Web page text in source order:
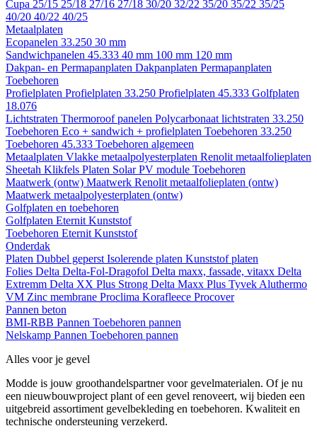
Cupa 25/15 25/18 27/16 27/18 30/20 32/22 35/20 35/22 35/25
40/20 40/22 40/25
Metaalplaten
Ecopanelen 33.250 30 mm
Sandwichpanelen 45.333 40 mm 100 mm 120 mm
Dakpan- en Permapanplaten Dakpanplaten Permapanplaten
Toebehoren
Profielplaten Profielplaten 33.250 Profielplaten 45.333 Golfplaten
18.076
Lichtstraten Thermoroof panelen Polycarbonaat lichtstraten 33.250
Toebehoren Eco + sandwich + profielplaten Toebehoren 33.250
Toebehoren 45.333 Toebehoren algemeen
Metaalplaten Vlakke metaalpolyesterplaten Renolit metaalfolieplaten
Sheetah Klikfels Platen Solar PV module Toebehoren
Maatwerk (ontw) Maatwerk Renolit metaalfolieplaten (ontw)
Maatwerk metaalpolyesterplaten (ontw)
Golfplaten en toebehoren
Golfplaten Eternit Kunststof
Toebehoren Eternit Kunststof
Onderdak
Platen Dubbel geperst Isolerende platen Kunststof platen
Folies Delta Delta-Fol-Dragofol Delta maxx, fassade, vitaxx Delta
Extremm Delta XX Plus Strong Delta Maxx Plus Tyvek Aluthermo
VM Zinc membrane Proclima Korafleece Procover
Pannen beton
BMI-RBB Pannen Toebehoren pannen
Nelskamp Pannen Toebehoren pannen
Alles voor je gevel
Modde is jouw groothandelspartner voor gevelmaterialen. Of je nu
een nieuwbouwproject plant of een gevel renoveert, wij bieden een
uitgebreid assortiment gevelbekleding en toebehoren. Kwaliteit en
technische ondersteuning verzekerd.